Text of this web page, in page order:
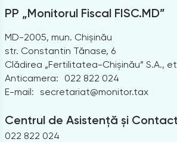
PP „Monitorul Fiscal FISC.MD”
MD-2005, mun. Chișinău
str. Constantin Tănase, 6
Clădirea „Fertilitatea-Chișinău” S.A.,
Anticamera:
022 822 024
E-mail: secretariat@monitor.tax
Centrul de Asistență și
022 822 024